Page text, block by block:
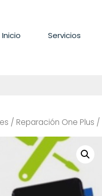
Inicio Servicios
/ Reparación One Plus /